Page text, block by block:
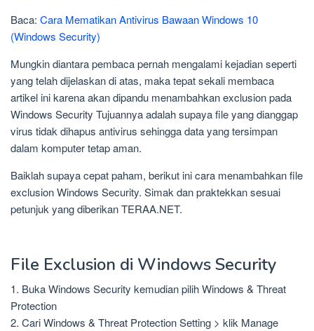
Baca: Cara Mematikan Antivirus Bawaan Windows 10
(Windows Security)
Mungkin diantara pembaca pernah mengalami kejadian seperti
yang telah dijelaskan di atas, maka tepat sekali membaca
artikel ini karena akan dipandu menambahkan exclusion pada
Windows Security Tujuannya adalah supaya file yang dianggap
virus tidak dihapus antivirus sehingga data yang tersimpan
dalam komputer tetap aman.
Baiklah supaya cepat paham, berikut ini cara menambahkan file
exclusion Windows Security. Simak dan praktekkan sesuai
petunjuk yang diberikan TERAA.NET.
File Exclusion di Windows Security
1. Buka Windows Security kemudian pilih Windows & Threat
Protection
2. Cari Windows & Threat Protection Setting > klik Manage